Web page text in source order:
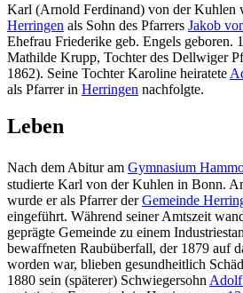
Karl (Arnold Ferdinand) von der Kuhlen
Herringen als Sohn des Pfarrers Jakob
Ehefrau Friederike geb. Engels geboren.
Mathilde Krupp, Tochter des Dellwiger
1862). Seine Tochter Karoline heiratete
als Pfarrer in Herringen nachfolgte.
Leben
Nach dem Abitur am Gymnasium
studierte Karl von der Kuhlen in Bonn.
wurde er als Pfarrer derGemeinde
eingeführt. Während seiner Amtszeit
geprägte Gemeinde zu einem
bewaffneten Raubüberfall, der 1879 auf
worden war, blieben gesundheitlich
1880 sein (späterer) Schwiegersohn Adolf